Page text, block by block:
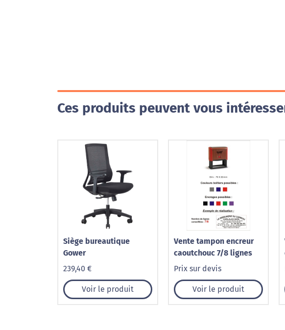
Ces produits peuvent vous
Siège bureautique
Gower
239,40 €
Voir le produit
Vente tampon encreur
caoutchouc 7/8 lignes
Prix sur devis
Voir le produit